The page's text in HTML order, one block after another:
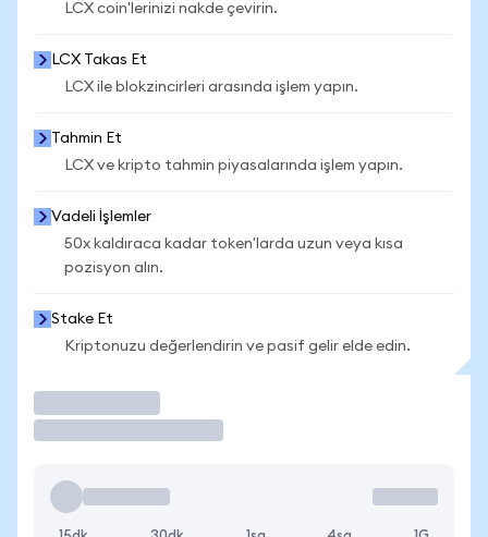
LCX coin'lerinizi nakde çevirin.
LCX Takas Et
LCX ile blokzincirleri arasında işlem yapın.
Tahmin Et
LCX ve kripto tahmin piyasalarında işlem yapın.
Vadeli İşlemler
50x kaldıraca kadar token'larda uzun veya kısa
pozisyon alın.
Stake Et
Kriptonuzu değerlendirin ve pasif gelir elde edin.